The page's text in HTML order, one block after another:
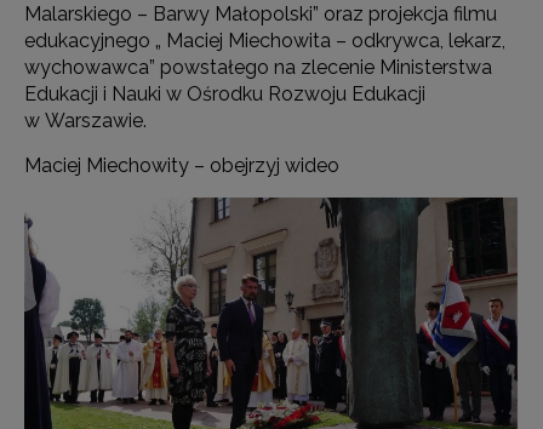
Malarskiego – Barwy Małopolski” oraz projekcja filmu
edukacyjnego „ Maciej Miechowita – odkrywca, lekarz,
wychowawca” powstałego na zlecenie Ministerstwa
Edukacji i Nauki w Ośrodku Rozwoju Edukacji
w Warszawie.
Maciej Miechowity – obejrzyj wideo